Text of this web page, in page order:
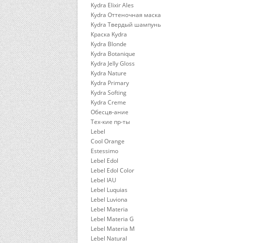
Kydra Elixir Ales
Kydra Оттеночная маска
Kydra Твердый шампунь
Краска Kydra
Kydra Blonde
Kydra Botanique
Kydra Jelly Gloss
Kydra Nature
Kydra Primary
Kydra Softing
Kydra Сreme
Обесцв-ание
Тех-кие пр-ты
Lebel
Cool Orange
Estessimo
Lebel Edol
Lebel Edol Color
Lebel IAU
Lebel Luquias
Lebel Luviona
Lebel Materia
Lebel Materia G
Lebel Materia M
Lebel Natural